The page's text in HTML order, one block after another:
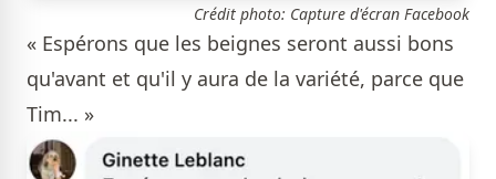
Crédit photo: Capture d'écran Facebook
« Espérons que les beignes seront aussi bons
qu'avant et qu'il y aura de la variété, parce que
Tim... »